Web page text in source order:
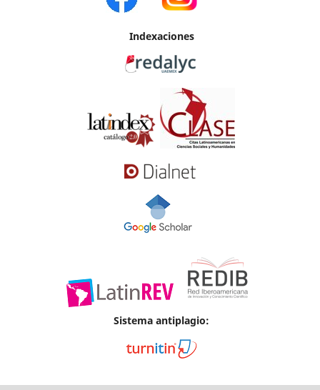
Indexaciones
Sistema antiplagio: